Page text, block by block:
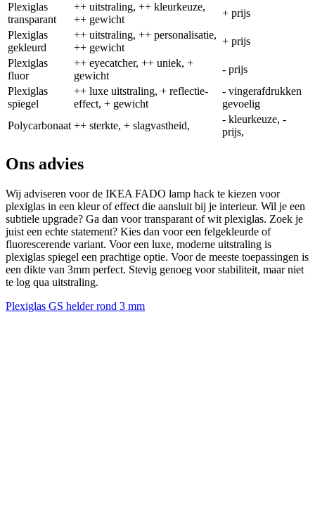
Plexiglas
transparant
++ uitstraling, ++ kleurkeuze,
++ gewicht
+ prijs
Plexiglas
gekleurd
++ uitstraling, ++ personalisatie,
++ gewicht
+ prijs
Plexiglas
fluor
++ eyecatcher, ++ uniek, +
gewicht
- prijs
Plexiglas
spiegel
++ luxe uitstraling, + reflectie-
effect, + gewicht
- vingerafdrukken
gevoelig
Polycarbonaat ++ sterkte, + slagvastheid,
- kleurkeuze, -
prijs,
Ons advies
Wij adviseren voor de IKEA FADO lamp hack te kiezen voor
plexiglas in een kleur of effect die aansluit bij je interieur. Wil je een
subtiele upgrade? Ga dan voor transparant of wit plexiglas. Zoek je
juist een echte statement? Kies dan voor een felgekleurde of
fluorescerende variant. Voor een luxe, moderne uitstraling is
plexiglas spiegel een prachtige optie. Voor de meeste toepassingen is
een dikte van 3mm perfect. Stevig genoeg voor stabiliteit, maar niet
te log qua uitstraling.
Plexiglas GS helder rond 3 mm